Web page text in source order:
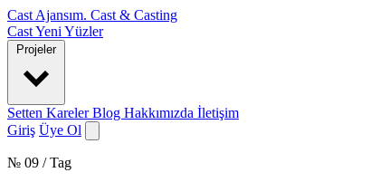
Cast Ajansım. Cast & Casting
CastYeni Yüzler
Projeler
Setten KarelerBlog Hakkımızda İletişim
Giriş Üye Ol
№ 09 / Tag